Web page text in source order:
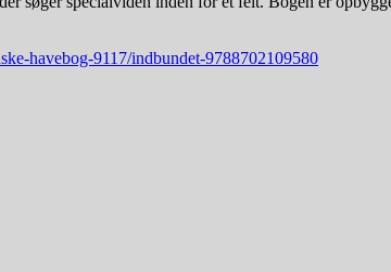
havebog-9117/indbundet-9788702109580